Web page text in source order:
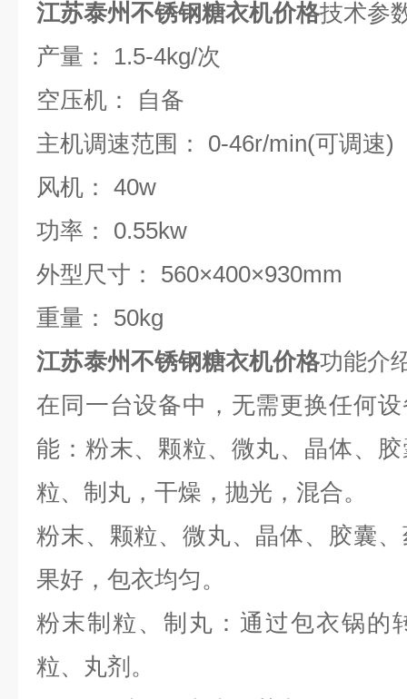
江苏泰州不锈钢糖衣机价格技术参
产量： 1.5-4kg/次
空压机： 自备
主机调速范围： 0-46r/min(可调速)
风机： 40w
功率： 0.55kw
外型尺寸： 560×400×930mm
重量： 50kg
江苏泰州不锈钢糖衣机价格功能介
在同一台设备中，无需更换任何
能：粉末、颗粒、微丸、晶体、
粒、制丸，干燥，抛光，混合。
粉末、颗粒、微丸、晶体、胶囊
果好，包衣均匀。
粉末制粒、制丸：通过包衣锅的
粒、丸剂。